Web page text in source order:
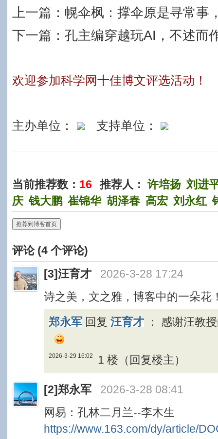
上一篇： 幌伞枫：撑伞原是寻常事
下一篇： 孔主编穿越玩AI，不述而
欢迎参加科学网十佳博文评选活动！
主办单位： 支持单位：
当前推荐数： 16 推荐人： 许培扬 刘进
庆 钱大鹏 崔锦华 胡泽春 高宏 刘永红
推荐到博客首页
评论 (4 个评论)
[3]汪育才
2026-3-28 17:24
诗之美，文之雅，博客中的一朵花
郑永军 回复 汪育才 ： 感谢汪教
2026-3-29 16:02 1 楼（回复楼主）
[2]郑永军
2026-3-28 08:41
网易：孔林二月兰--李木生
https://www.163.com/dy/article/